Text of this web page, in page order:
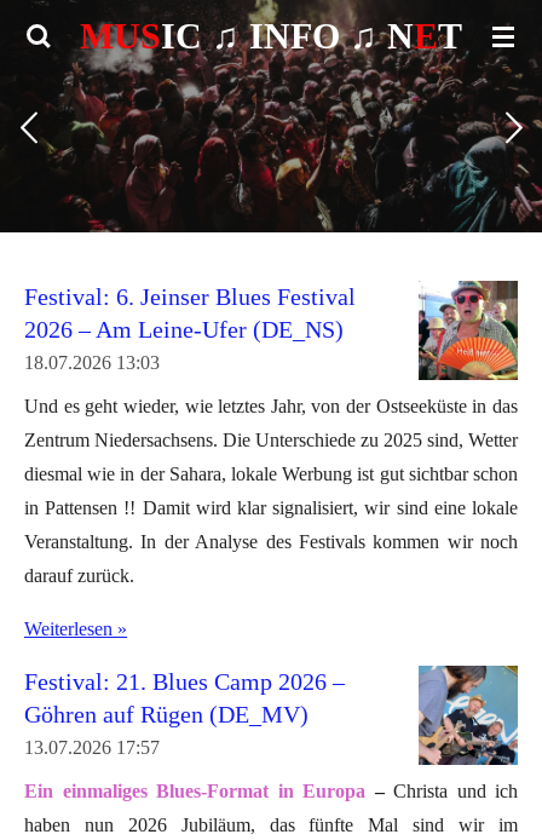
Zum
Hauptinhalt
springen
MUSIC ♫INFO♫ NET
Festival: 6. Jeinser Blues Festival
2026 – Am Leine-Ufer (DE_NS)
18.07.2026 13:03
Und es geht wieder, wie letztes Jahr, von der Ostseeküste in das
Zentrum Niedersachsens. Die Unterschiede zu 2025 sind, Wetter
diesmal wie in der Sahara, lokale Werbung ist gut sichtbar schon
in Pattensen !! Damit wird klar signalisiert, wir sind eine lokale
Veranstaltung. In der Analyse des Festivals kommen wir noch
darauf zurück.
Weiterlesen »
Festival: 21. Blues Camp 2026 –
Göhren auf Rügen (DE_MV)
13.07.2026 17:57
Ein einmaliges Blues-Format in Europa – Christa und ich
haben nun 2026 Jubiläum, das fünfte Mal sind wir im